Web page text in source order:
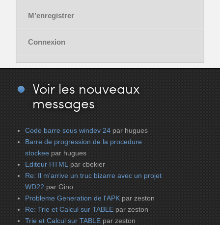
M’enregistrer
Connexion
Voir les nouveaux
messages
Code barre sous windev 24 par hugues
Barre de progression de la procedure
stockee par hugues
Editeur HTML par cbekier
Re: Il m'arrive un truc bizarre avec un projet
WD22 par Gino
Probleme Generation de l'APK par zeston
Re: Trie et Calcul sur TABLE par zeston
Trie et Calcul sur TABLE par zeston